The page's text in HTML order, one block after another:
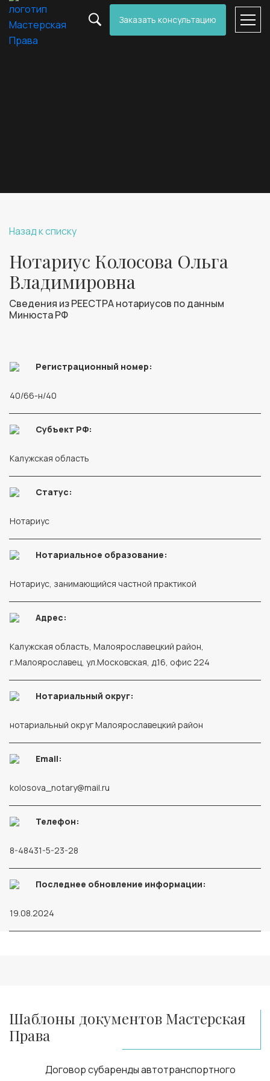
Заказать консультацию
Назад к списку
Нотариус Колосова Ольга
Владимировна
Сведения из РЕЕСТРА нотариусов по данным
Минюста РФ
Регистрационный номер:
40/66-н/40
Субъект РФ:
Калужская область
Статус:
Нотариус
Нотариальное образование:
Нотариус, занимающийся частной практикой
Адрес:
Калужская область, Малоярославецкий район,
г.Малоярославец, ул.Московская, д.16, офис 224
Нотариальный округ:
нотариальный округ Малоярославецкий район
Email:
kolosova_notary@mail.ru
Телефон:
8-48431-5-23-28
Последнее обновление информации:
19.08.2024
Шаблоны документов Мастерская
Права
Договор субаренды автотранспортного